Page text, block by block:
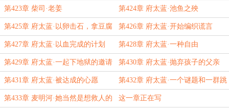
第423章 柴司·老姜 第424章 府太蓝·池鱼之殃
第425章 府太蓝·以卵击石，拿豆腐
撞车
第426章 府太蓝·开始编织谎言
第427章 府太蓝·以血完成的计划 第428章 府太蓝·一种自由
第429章 府太蓝·一起下地狱的邀请 第430章 府太蓝·抛弃孩子的父亲
第431章 府太蓝·被达成的心愿 第432章 府太蓝·一个谜题和一群跳
楼的人
第433章 麦明河·她当然是想救人的 这一章正在写